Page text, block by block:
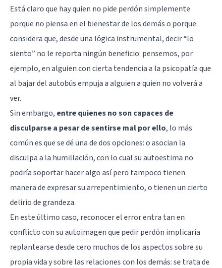
Está claro que hay quien no pide perdón simplemente
porque no piensa en el bienestar de los demás o porque
considera que, desde una lógica instrumental, decir “lo
siento” no le reporta ningún beneficio: pensemos, por
ejemplo, en alguien con cierta tendencia a la psicopatía que
al bajar del autobús empuja a alguien a quien no volverá a
ver.
Sin embargo, entre quienes no son capaces de
disculparse a pesar de sentirse mal por ello, lo más
común es que se dé una de dos opciones: o asocian la
disculpa a la humillación, con lo cual su autoestima no
podría soportar hacer algo así pero tampoco tienen
manera de expresar su arrepentimiento, o tienen un cierto
delirio de grandeza.
En este último caso, reconocer el error entra tan en
conflicto con su autoimagen que pedir perdón implicaría
replantearse desde cero muchos de los aspectos sobre su
propia vida y sobre las relaciones con los demás: se trata de